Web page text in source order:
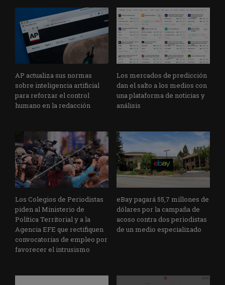
AP actualiza sus normas
sobre inteligencia artificial
para reforzar el control
humano en la redacción
Los mercados de predicción
dan el salto a los medios con
una plataforma de noticias y
análisis
Los Colegios de Periodistas
piden al Ministerio de
Política Territorial y a la
Agencia EFE que rectifiquen
convocatorias de empleo por
favorecer el intrusismo
eBay pagará 55,7 millones de
dólares por la campaña de
acoso contra dos periodistas
de un medio especializado